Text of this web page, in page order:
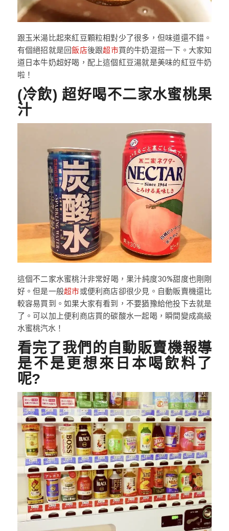
跟玉米湯比起來紅豆顆粒相對少了很多，但味道還不錯。
有個絕招就是回飯店後跟超市買的牛奶混搭一下。大家知
道日本牛奶超好喝，配上這個紅豆湯就是美味的紅豆牛奶
啦！
(冷飲) 超好喝不二家水蜜桃果
汁
這個不二家水蜜桃汁非常好喝，果汁純度30%甜度也剛剛
好。但是一般超市或便利商店卻很少見。自動販賣機還比
較容易買到。如果大家有看到，不要猶豫給他投下去就是
了。可以加上便利商店買的碳酸水一起喝，瞬間變成高級
水蜜桃汽水！
看完了我們的自動販賣機報導
是不是更想來日本喝飲料了
呢?